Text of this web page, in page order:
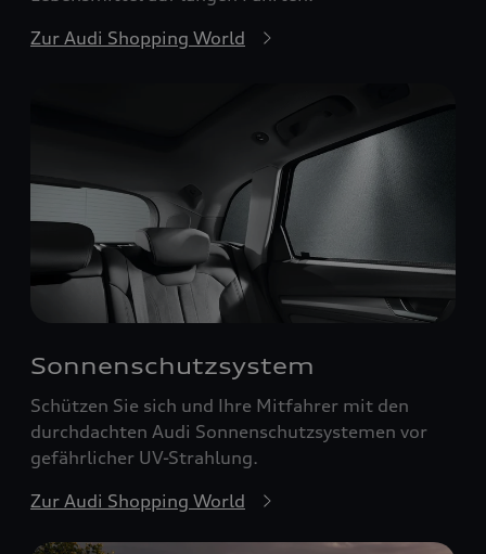
Zur Audi Shopping World
Sonnenschutzsystem
Schützen Sie sich und Ihre Mitfahrer mit den
durchdachten Audi Sonnenschutzsystemen vor
gefährlicher UV-Strahlung.
Zur Audi Shopping World